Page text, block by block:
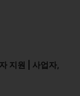
지원 | 사업자,